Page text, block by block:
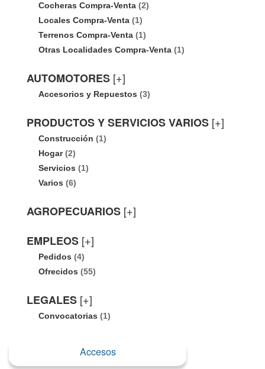
Cocheras Compra-Venta (2)
Locales Compra-Venta (1)
Terrenos Compra-Venta (1)
Otras Localidades Compra-Venta (1)
AUTOMOTORES [+]
Accesorios y Repuestos (3)
PRODUCTOS Y SERVICIOS VARIOS [+]
Construcción (1)
Hogar(2)
Servicios (1)
Varios (6)
AGROPECUARIOS [+]
EMPLEOS [+]
Pedidos (4)
Ofrecidos (55)
LEGALES [+]
Convocatorias (1)
Accesos